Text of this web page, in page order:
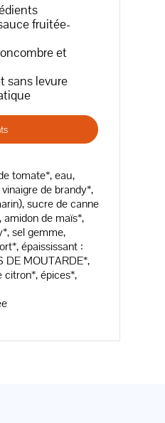
fruitée-
et
sans levure
tomate*, eau,
de brandy*,
sucre de canne
amidon de maïs*,
sel gemme,
épaississant :
DE MOUTARDE*,
épices*,